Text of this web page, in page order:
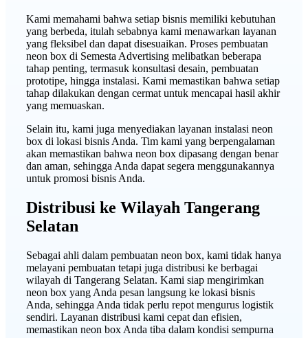
Kami memahami bahwa setiap bisnis memiliki kebutuhan
yang berbeda, itulah sebabnya kami menawarkan layanan
yang fleksibel dan dapat disesuaikan. Proses pembuatan
neon box di Semesta Advertising melibatkan beberapa
tahap penting, termasuk konsultasi desain, pembuatan
prototipe, hingga instalasi. Kami memastikan bahwa setiap
tahap dilakukan dengan cermat untuk mencapai hasil akhir
yang memuaskan.
Selain itu, kami juga menyediakan layanan instalasi neon
box di lokasi bisnis Anda. Tim kami yang berpengalaman
akan memastikan bahwa neon box dipasang dengan benar
dan aman, sehingga Anda dapat segera menggunakannya
untuk promosi bisnis Anda.
Distribusi ke Wilayah Tangerang
Selatan
Sebagai ahli dalam pembuatan neon box, kami tidak hanya
melayani pembuatan tetapi juga distribusi ke berbagai
wilayah di Tangerang Selatan. Kami siap mengirimkan
neon box yang Anda pesan langsung ke lokasi bisnis
Anda, sehingga Anda tidak perlu repot mengurus logistik
sendiri. Layanan distribusi kami cepat dan efisien,
memastikan neon box Anda tiba dalam kondisi sempurna